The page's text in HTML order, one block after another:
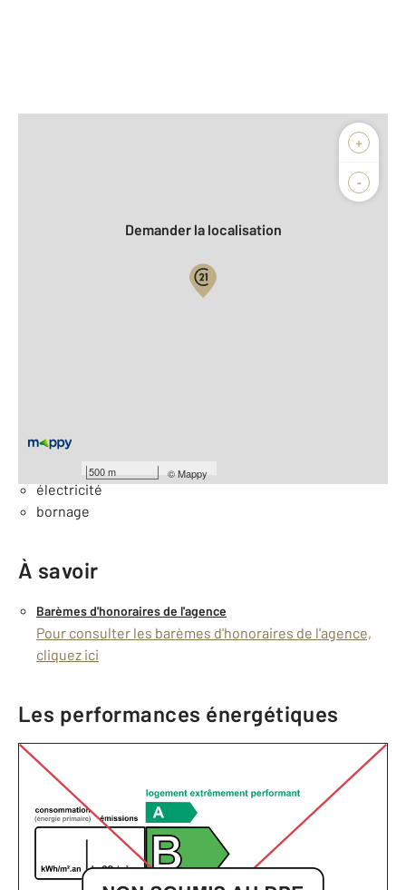
+
-
500 m ©Mappy
Biens vendus
Demander la localisation
Général
électricité
bornage
À savoir
Barèmes d'honoraires de l'agence
Pour consulter les barèmes d'honoraires de l'agence,
cliquez ici
Les performances énergétiques